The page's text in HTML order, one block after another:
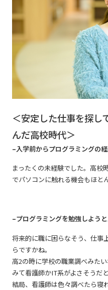
＜安定した仕事を探し
んだ高校時代＞
–入学前からプログラミングの
まったくの未経験でした。高校
でパソコンに触れる機会もほと
–プログラミングを勉強しよう
将来的に職に困らなそう、仕事
らですかね。
高2の時に学校の職業調べみた
みて看護師かIT系がよさそうだ
結局、看護師は色々調べたら寝